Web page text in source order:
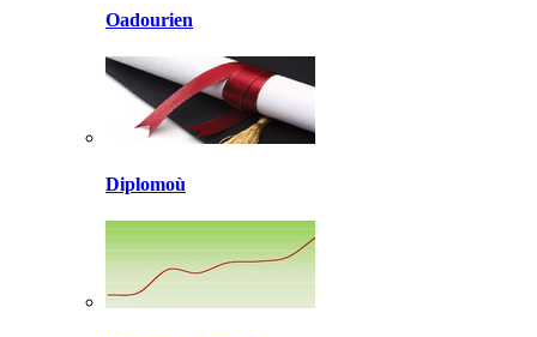
Oadourien
Diplomoù